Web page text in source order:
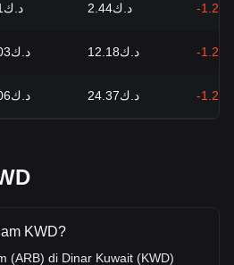
د.ك2.41 د.ك2.44 -
د.ك12.03 د.ك12.18 -
د.ك24.06 د.ك24.37 -
KWD?
(ARB) di Dinar Kuwait (KWD)